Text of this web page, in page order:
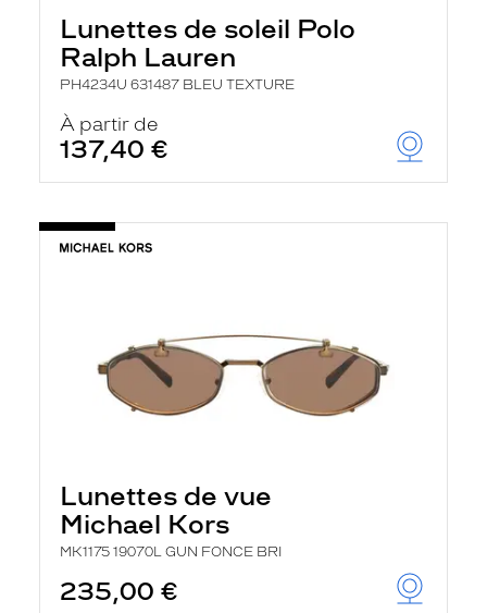
Lunettes de soleil Polo
Ralph Lauren
PH4234U 631487 BLEU TEXTURE
À partir de
137,40 €
Lunettes de vue
Michael Kors
MK1175 19070L GUN FONCE BRI
235,00 €